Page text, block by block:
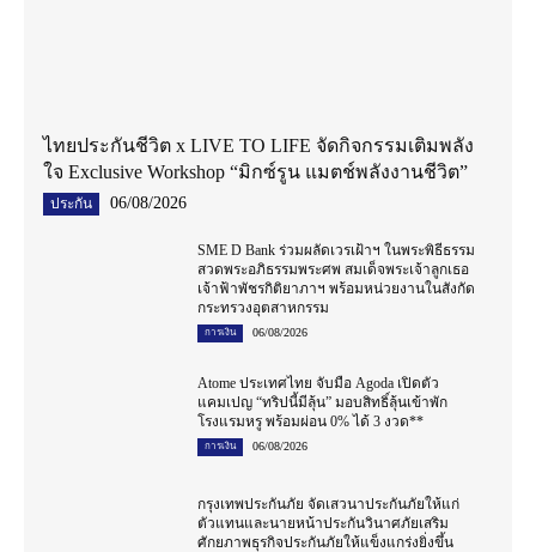
ไทยประกันชีวิต x LIVE TO LIFE จัดกิจกรรมเติมพลัง
ใจ Exclusive Workshop “มิกซ์รูน แมตช์พลังงานชีวิต”
ประกัน 06/08/2026
SME D Bank ร่วมผลัดเวรเฝ้าฯ ในพระพิธีธรรม
สวดพระอภิธรรมพระศพ สมเด็จพระเจ้าลูกเธอ
เจ้าฟ้าพัชรกิติยาภาฯ พร้อมหน่วยงานในสังกัด
กระทรวงอุตสาหกรรม
การเงิน 06/08/2026
Atome ประเทศไทย จับมือ Agoda เปิดตัว
แคมเปญ “ทริปนี้มีลุ้น” มอบสิทธิ์ลุ้นเข้าพัก
โรงแรมหรู พร้อมผ่อน 0% ได้ 3 งวด**
การเงิน 06/08/2026
กรุงเทพประกันภัย จัดเสวนาประกันภัยให้แก่
ตัวแทนและนายหน้าประกันวินาศภัยเสริม
ศักยภาพธุรกิจประกันภัยให้แข็งแกร่งยิ่งขึ้น